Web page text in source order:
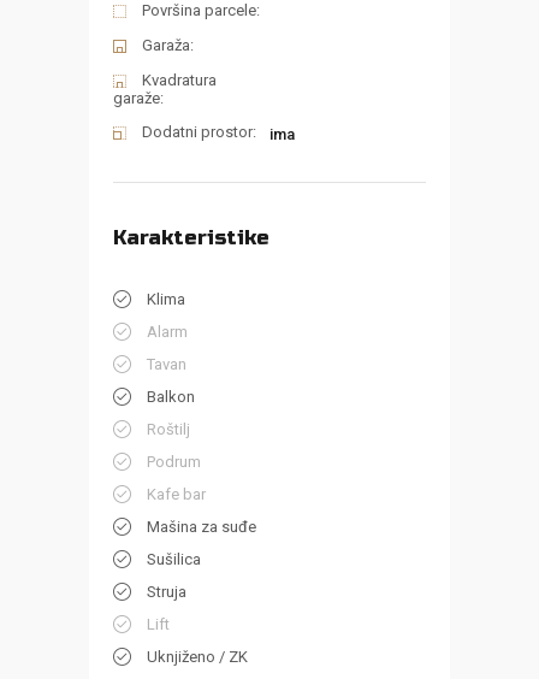
Površina parcele:
Garaža:
Kvadratura
garaže:
Dodatni prostor:
ima
Karakteristike
Klima
Alarm
Tavan
Balkon
Roštilj
Podrum
Kafe bar
Mašina za suđe
Sušilica
Struja
Lift
Uknjiženo / ZK